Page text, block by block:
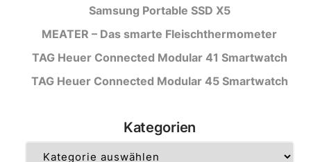
Samsung Portable SSD X5
MEATER – Das smarte Fleischthermometer
TAG Heuer Connected Modular 41 Smartwatch
TAG Heuer Connected Modular 45 Smartwatch
Kategorien